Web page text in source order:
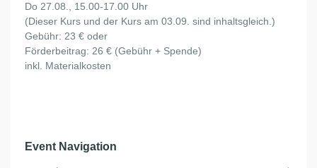
Do 27.08., 15.00-17.00 Uhr
(Dieser Kurs und der Kurs am 03.09. sind inhaltsgleich.)
Gebühr: 23 € oder
Förderbeitrag: 26 € (Gebühr + Spende)
inkl. Materialkosten
Event Navigation